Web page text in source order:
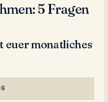
5 Fragen
euer monatliches